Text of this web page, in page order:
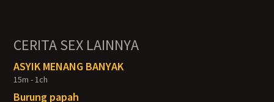
CERITA SEX LAINNYA
ASYIK MENANG BANYAK
15m - 1ch
Burung papah